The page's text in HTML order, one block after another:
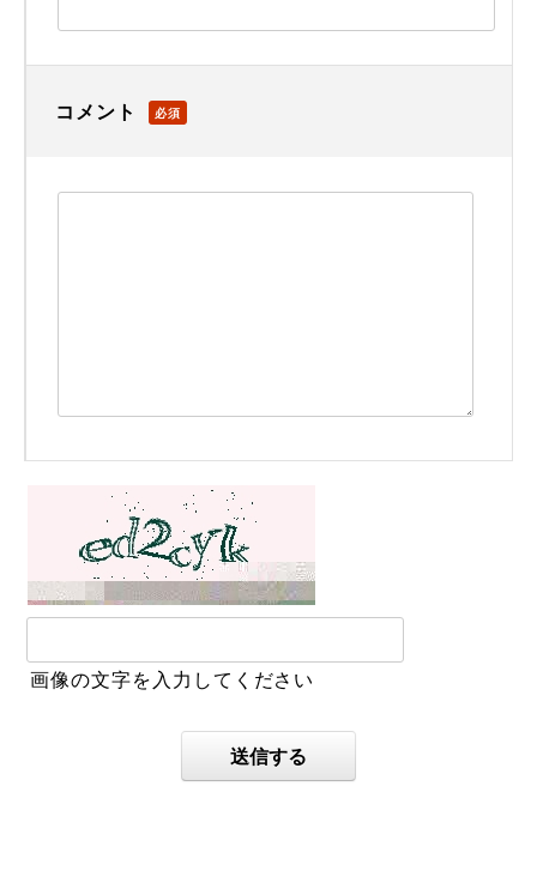
コメント 必須
画像の文字を入力してください
送信する